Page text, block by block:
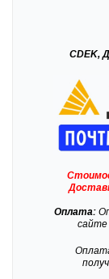
CDEK,
Оплата:
сайте